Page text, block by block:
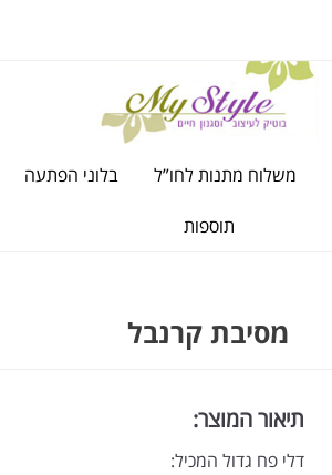
משלוח מתנות לחו”ל בלוני הפתעה
תוספות
מסיבת קרנבל
תיאור המוצר:
דלי פח גדול המכיל: